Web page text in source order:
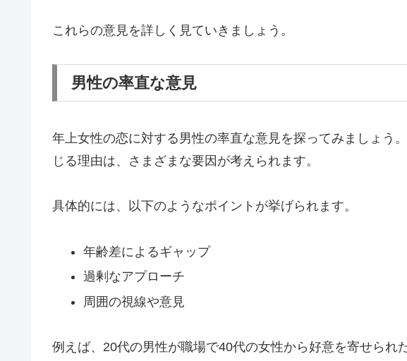
これらの意見を詳しく見ていきましょう。
男性の率直な意見
年上女性の恋に対する男性の率直な意見を探ってみましょう
じる理由は、さまざまな要因が考えられます。
具体的には、以下のようなポイントが挙げられます。
年齢差によるギャップ
過剰なアプローチ
周囲の視線や意見
例えば、20代の男性が職場で40代の女性から好意を寄せられ